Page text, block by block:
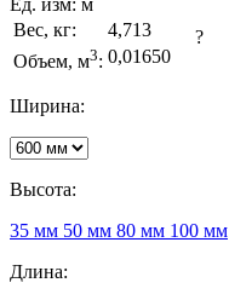
Вес, кг:
4,713
Объем, м3: 0,01650
?
Ширина:
Высота:
35 мм 50 мм 80 мм 100 мм
Длина: